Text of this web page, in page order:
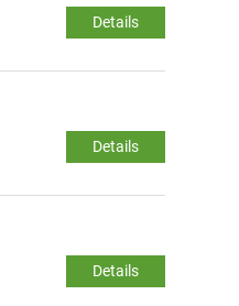
Details
Details
Details